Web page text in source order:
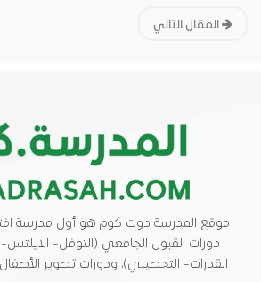
المقال التالي
موقع المدرسة دوت كوم هو أول مدرسة
دورات القبول الجامعي (التوفل-
القدرات- التحصيلي)، ودورات تطوير